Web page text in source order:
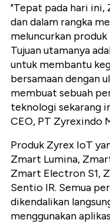
"Tepat pada hari ini,
dan dalam rangka
meluncurkan
Tujuan utamanya
untuk membantu
bersamaan dengan
membuat sebuah
teknologi sekarang
CEO, PT Zyrexindo
Produk Zyrex IoT
Zmart Lumina,
Zmart Electron S1,
Sentio IR. Semua
dikendalikan
menggunakan